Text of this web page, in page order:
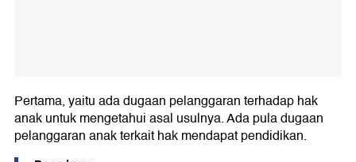
Pertama, yaitu ada dugaan pelanggaran terhadap hak
anak untuk mengetahui asal usulnya. Ada pula dugaan
pelanggaran anak terkait hak mendapat pendidikan.